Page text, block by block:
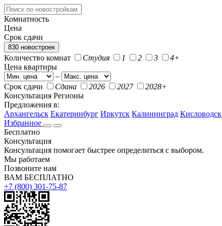
Комнатность
Цена
Срок сдачи
830 новостроек
Количество комнат Студия 1 2 3
4+
Цена квартиры
–
Срок сдачи
Сдана 2026 2027
2028+
Консультация Регионы
Предложения в:
Архангельск Екатеринбург Иркутск Калининград Кисловодск
Избранное
Бесплатно
Консультация
Консультация помогает быстрее определиться с выбором.
Мы работаем
Позвоните нам
ВАМ БЕСПЛАТНО
+7 (800) 301-75-87